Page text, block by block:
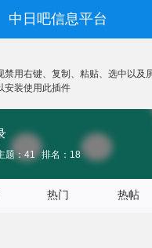
中日吧信息平台
禁用右键、复制、粘贴、选中以及
安装使用此插件
题：41 排名：18
热门 热帖